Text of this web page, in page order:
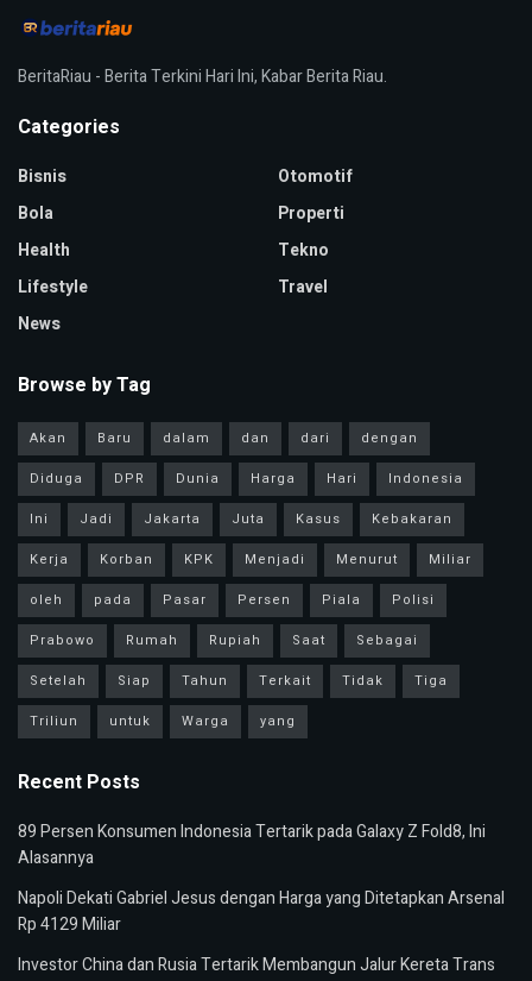
BeritaRiau - Berita Terkini Hari Ini, Kabar Berita Riau.
Categories
Bisnis
Bola
Health
Lifestyle
News
Otomotif
Properti
Tekno
Travel
Browse by Tag
Akan Baru dalam dan dari
dengan
Diduga
DPR Dunia Harga Hari
Indonesia
Ini
Jadi Jakarta Juta Kasus
Kebakaran
Kerja
Korban KPK Menjadi Menurut
Miliar
oleh
pada Pasar Persen Piala
Polisi
Prabowo
Rumah Rupiah Saat
Sebagai
Setelah
Siap Tahun Terkait Tidak
Tiga
Triliun
untuk Warga yang
Recent Posts
89 Persen Konsumen Indonesia Tertarik pada Galaxy Z Fold8, Ini
Alasannya
Napoli Dekati Gabriel Jesus dengan Harga yang Ditetapkan Arsenal
Rp 4129 Miliar
Investor China dan Rusia Tertarik Membangun Jalur Kereta Trans